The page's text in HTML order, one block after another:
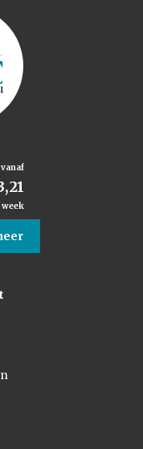
vanaf
week